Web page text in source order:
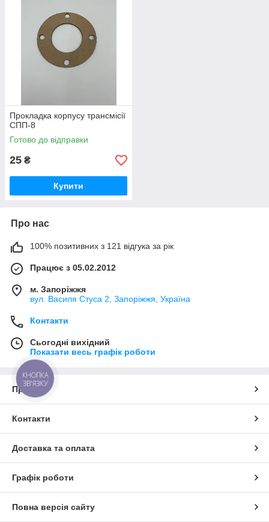
Прокладка корпусу трансмісії
СПП-8
Готово до відправки
25 ₴
Купити
Про нас
100% позитивних з 121 відгука за рік
Працює з 05.02.2012
м. Запоріжжя
вул. Василя Стуса 2, Запоріжжя, Україна
Контакти
Сьогодні вихідний
Показати весь графік роботи
Про нас
Контакти
Доставка та оплата
Графік роботи
Повна версія сайту
КНОПКА
ЗВ'ЯЗКУ